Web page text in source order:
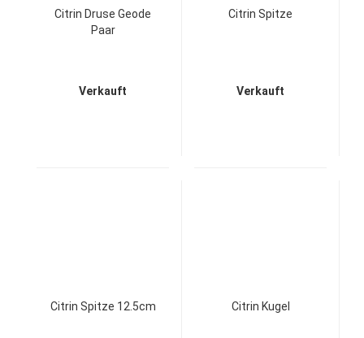
Citrin Druse Geode
Paar
Verkauft
Citrin Spitze
Verkauft
Citrin Spitze 12.5cm Citrin Kugel